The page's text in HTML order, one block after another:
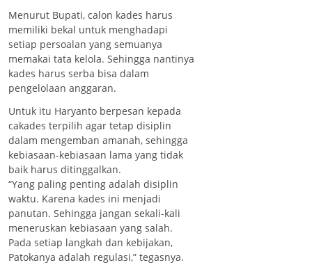
Menurut Bupati, calon kades harus
memiliki bekal untuk menghadapi
setiap persoalan yang semuanya
memakai tata kelola. Sehingga nantinya
kades harus serba bisa dalam
pengelolaan anggaran.
Untuk itu Haryanto berpesan kepada
cakades terpilih agar tetap disiplin
dalam mengemban amanah, sehingga
kebiasaan-kebiasaan lama yang tidak
baik harus ditinggalkan.
“Yang paling penting adalah disiplin
waktu. Karena kades ini menjadi
panutan. Sehingga jangan sekali-kali
meneruskan kebiasaan yang salah.
Pada setiap langkah dan kebijakan,
Patokanya adalah regulasi,” tegasnya.